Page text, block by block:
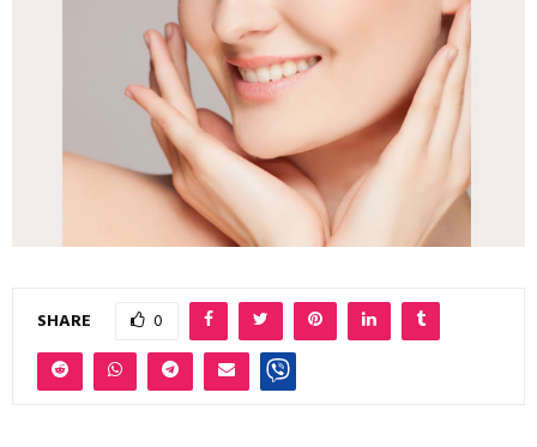
SHARE 0